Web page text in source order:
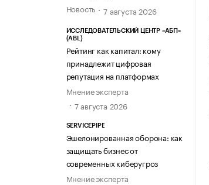
Новость
7 августа 2026
ИССЛЕДОВАТЕЛЬСКИЙ ЦЕНТР «АБП»
(ABL)
Рейтинг как капитал: кому
принадлежит цифровая
репутация на платформах
Мнение эксперта
7 августа 2026
SERVICEPIPE
Эшелонированная оборона: как
защищать бизнес от
современных киберугроз
Мнение эксперта